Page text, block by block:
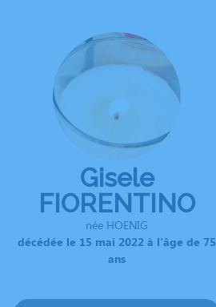
Gisele
FIORENTINO
née HOENIG
décédée le 15 mai 2022 à l'âge de 75
ans